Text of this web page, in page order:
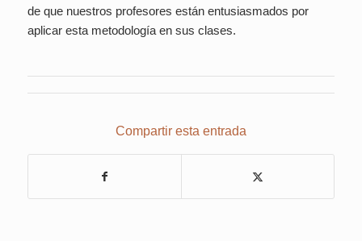
de que nuestros profesores están entusiasmados por
aplicar esta metodología en sus clases.
Compartir esta entrada